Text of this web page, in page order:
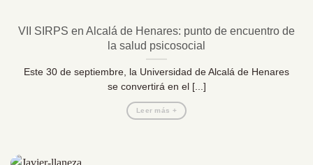
VII SIRPS en Alcalá de Henares: punto de encuentro de
la salud psicosocial
Este 30 de septiembre, la Universidad de Alcalá de Henares
se convertirá en el [...]
Leer más +